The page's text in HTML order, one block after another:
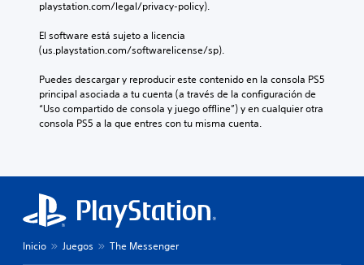
playstation.com/legal/privacy-policy).
El software está sujeto a licencia
(us.playstation.com/softwarelicense/sp).
Puedes descargar y reproducir este contenido en la consola PS5
principal asociada a tu cuenta (a través de la configuración de
“Uso compartido de consola y juego offline”) y en cualquier otra
consola PS5 a la que entres con tu misma cuenta.
Inicio Juegos The Messenger